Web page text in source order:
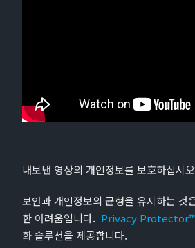
내보낸 영상의 개인정보를 보호하십시오
보안과 개인정보의 균형을 유지하는 것
한 어려움입니다. Privacy
화 솔루션을 제공합니다.